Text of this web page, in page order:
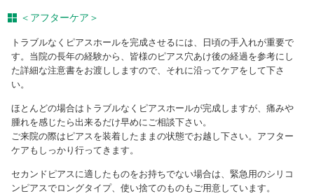
＜アフターケア＞
トラブルなくピアスホールを完成させるには、日頃の手入れが重要で
す。当院の長年の経験から、皆様のピアス穴あけ後の経過を参考にし
た詳細な注意書をお渡ししますので、それに沿ってケアをして下さ
い。
ほとんどの場合はトラブルなくピアスホールが完成しますが、痛みや
腫れを感じたら出来るだけ早めにご相談下さい。
ご来院の際はピアスを装着したままの状態でお越し下さい。アフター
ケアもしっかり行ってきます。
セカンドピアスに適したものをお持ちでない場合は、緊急用のシリコ
ンピアスでロングタイプ、使い捨てのものもご用意しています。